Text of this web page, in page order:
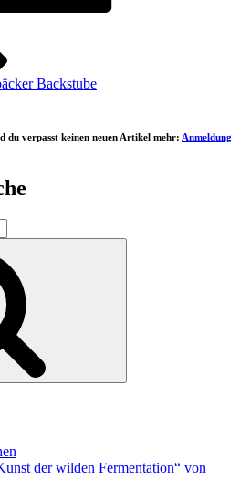
Backstube
du verpasst keinen neuen Artikel mehr: Anmeldung
der wilden Fermentation“ von